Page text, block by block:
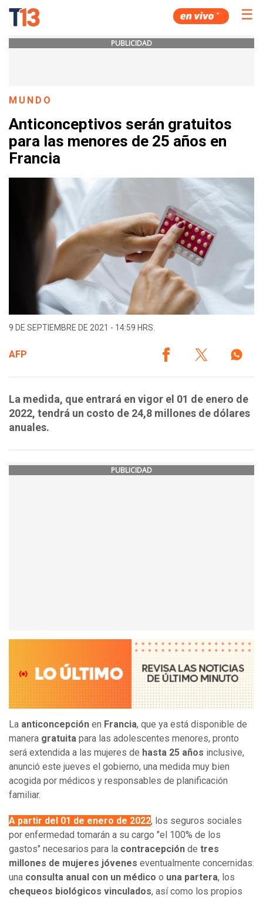
☰
PUBLICIDAD
MUNDO
Anticonceptivos serán gratuitos
para las menores de 25 años en
Francia
9 DE SEPTIEMBRE DE 2021 - 14:59 HRS.
AFP
La medida, que entrará en vigor el 01 de enero de
2022, tendrá un costo de 24,8 millones de dólares
anuales.
PUBLICIDAD
La anticoncepción en Francia, que ya está disponible de
manera gratuita para las adolescentes menores, pronto
será extendida a las mujeres de hasta 25 años inclusive,
anunció este jueves el gobierno, una medida muy bien
acogida por médicos y responsables de planificación
familiar.
A partir del 01 de enero de 2022, los seguros sociales
por enfermedad tomarán a su cargo "el 100% de los
gastos" necesarios para la contracepción de tres
millones de mujeres jóvenes eventualmente concernidas:
una consulta anual con un médico o una partera, los
chequeos biológicos vinculados, así como los propios